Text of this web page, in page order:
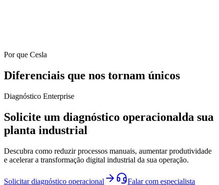
Por que Cesla
Diferenciais que nos tornam únicos
Diagnóstico Enterprise
Solicite um diagnóstico operacionalda sua
planta industrial
Descubra como reduzir processos manuais, aumentar produtividade
e acelerar a transformação digital industrial da sua operação.
Solicitar diagnóstico operacional Falar com especialista